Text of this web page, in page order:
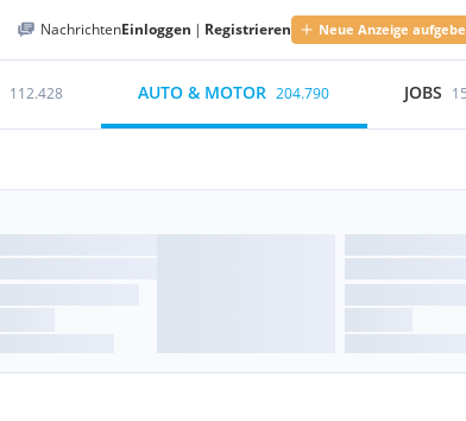
NachrichtenEinloggen | Registrieren Neue Anzeige
112.428 AUTO & MOTOR 204.790 JOBS